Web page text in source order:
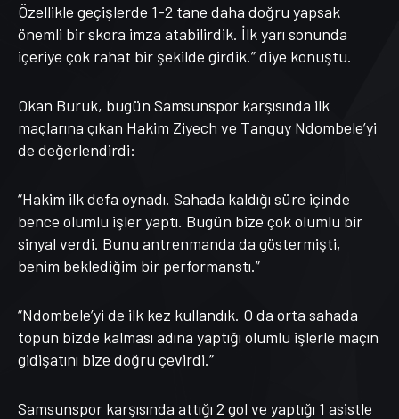
Özellikle geçişlerde 1-2 tane daha doğru yapsak
önemli bir skora imza atabilirdik. İlk yarı sonunda
içeriye çok rahat bir şekilde girdik.” diye konuştu.
Okan Buruk, bugün Samsunspor karşısında ilk
maçlarına çıkan Hakim Ziyech ve Tanguy Ndombele’yi
de değerlendirdi:
“Hakim ilk defa oynadı. Sahada kaldığı süre içinde
bence olumlu işler yaptı. Bugün bize çok olumlu bir
sinyal verdi. Bunu antrenmanda da göstermişti,
benim beklediğim bir performanstı.”
“Ndombele’yi de ilk kez kullandık. O da orta sahada
topun bizde kalması adına yaptığı olumlu işlerle maçın
gidişatını bize doğru çevirdi.”
Samsunspor karşısında attığı 2 gol ve yaptığı 1 asistle